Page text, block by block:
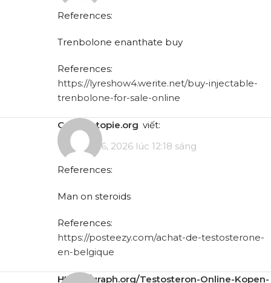
References:
Trenbolone enanthate buy
References:
https://lyreshow4.werite.net/buy-injectable-
trenbolone-for-sale-online
code.antopie.org viết:
Tháng 4 16, 2026 lúc 12:18 sáng
References:
Man on steroids
References:
https://posteezy.com/achat-de-testosterone-
en-belgique
https://graph.org/Testosteron-Online-Kopen-